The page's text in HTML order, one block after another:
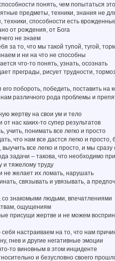
понять, чем попытаться
предметы, техники, знания не
техники, способности есть
от рождения, от Бога
не знаем
за то, что мы такой тупой, тугой,
и ни на что не способны
что-то понять, узнать, осознать
преграды, рисует трудности,
побороть, победить, поставить на
различного рода проблемы и
жертву на свои ум и тело
нас каких-то супер результатов
учить, понимать все легко и просто
что нам все дастся легко и просто,
выучить все легко и просто, и мы
задачи – такова, что необходимо
и тяжелому труду
не желает их ломать, нарушать
связывать и увязывать, а
со знакомыми людьми, впечатлениями
ощущениям
присущи жертве и не можем
настраиваем на то, что нам
гнев и другие негативные эмоции
то виновным в этом инциденте
и безусловно своего